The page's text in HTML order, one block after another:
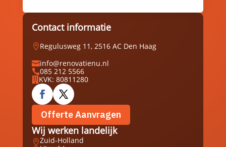
Contact informatie
Regulusweg 11, 2516 AC Den Haag
info@renovatienu.nl
085 212 5566
 KVK: 80811280
Offerte Aanvragen
Wij werken landelijk
Zuid-Holland